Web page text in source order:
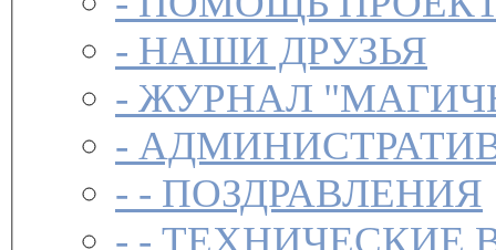
- НАШИ ДРУЗЬЯ
- ЖУРНАЛ
-
- - ПОЗДРАВЛЕНИЯ